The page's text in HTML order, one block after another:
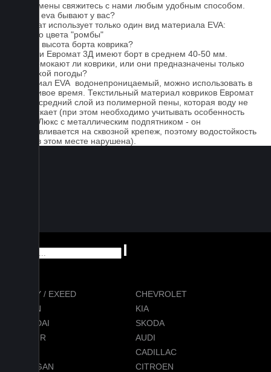
Для замены свяжитесь с нами любым удобным способом.
Серые eva бывают у вас?
Евромат использует только один вид материала EVA:
черного цвета "ромбы"
Какова высота борта коврика?
Коврики Евромат 3Д имеют борт в среднем 40-50 мм.
Не промокают ли коврики, или они предназначены только
для сухой погоды?
Материал EVA водонепроницаемый, можно использовать в
дождливое время. Текстильный материал ковриков Евромат
имеет средний слой из полимерной пены, которая воду не
пропускает (при этом необходимо учитывать особенность
серии Люкс с металлическим подпятником - он
устанавливается на сквозной крепеж, поэтому водостойкость
ковра в этом месте нарушена).
CHERY / EXEED
CHEVROLET
RAVON
KIA
HYUNDAI
SKODA
JETOUR
AUDI
CADILLAC
CHANGAN
CITROEN